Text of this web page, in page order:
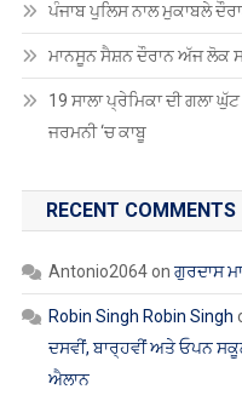
ਮਾਨਸੂਨ ਸੈਸ਼ਨ ਦੌਰਾਨ ਅੱਜ ਲੋਕ
19 ਸਾਲਾ ਪ੍ਰੇਮਿਕਾ ਦੀ ਗਲਾ
ਜਰਮਨੀ ‘ਚ ਕਾਬੂ
Robin Singh Robin Singh
ਦਸਵੀਂ, ਬਾਰ੍ਹਵੀਂ ਅਤੇ ਓਪਨ
ਐਲਾਨ
Robin Singh Robin Singh